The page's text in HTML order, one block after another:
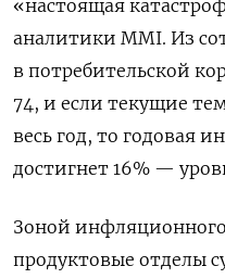
«настоящая
аналитики MMI. Из
в потребительской
74, и если текущие
весь год, то годовая
достигнет 16% —
Зоной
продуктовые отделы